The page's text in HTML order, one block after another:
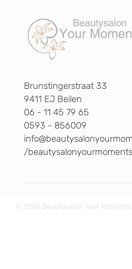
Brunstingerstraat 33
9411 EJ Beilen
06 - 11 45 79 65
0593 - 856009
/beautysalonyourmoments
© 2026 Beautysalon Your